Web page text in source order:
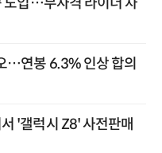
…연봉 6.3% 인상 합의
'갤럭시 Z8' 사전판매